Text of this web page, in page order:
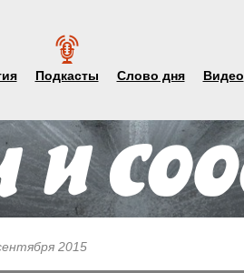
Подкасты Слово дня Видео
2015